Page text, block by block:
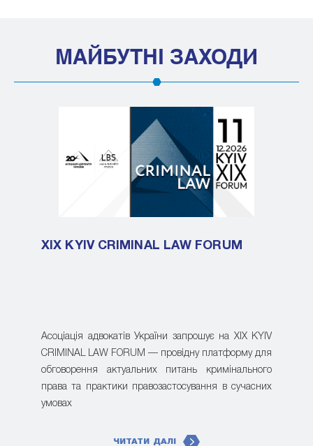
МАЙБУТНІ ЗАХОДИ
XIX KYIV CRIMINAL LAW FORUM
Асоціація адвокатів України запрошує на XIX KYIV
CRIMINAL LAW FORUM — провідну платформу для
обговорення актуальних питань кримінального
права та практики правозастосування в сучасних
умовах
ЧИТАТИ ДАЛІ